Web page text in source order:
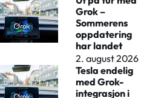
Grok –
Sommerens
oppdatering
har landet
2. august 2026
Tesla endelig
med Grok-
integrasjon i